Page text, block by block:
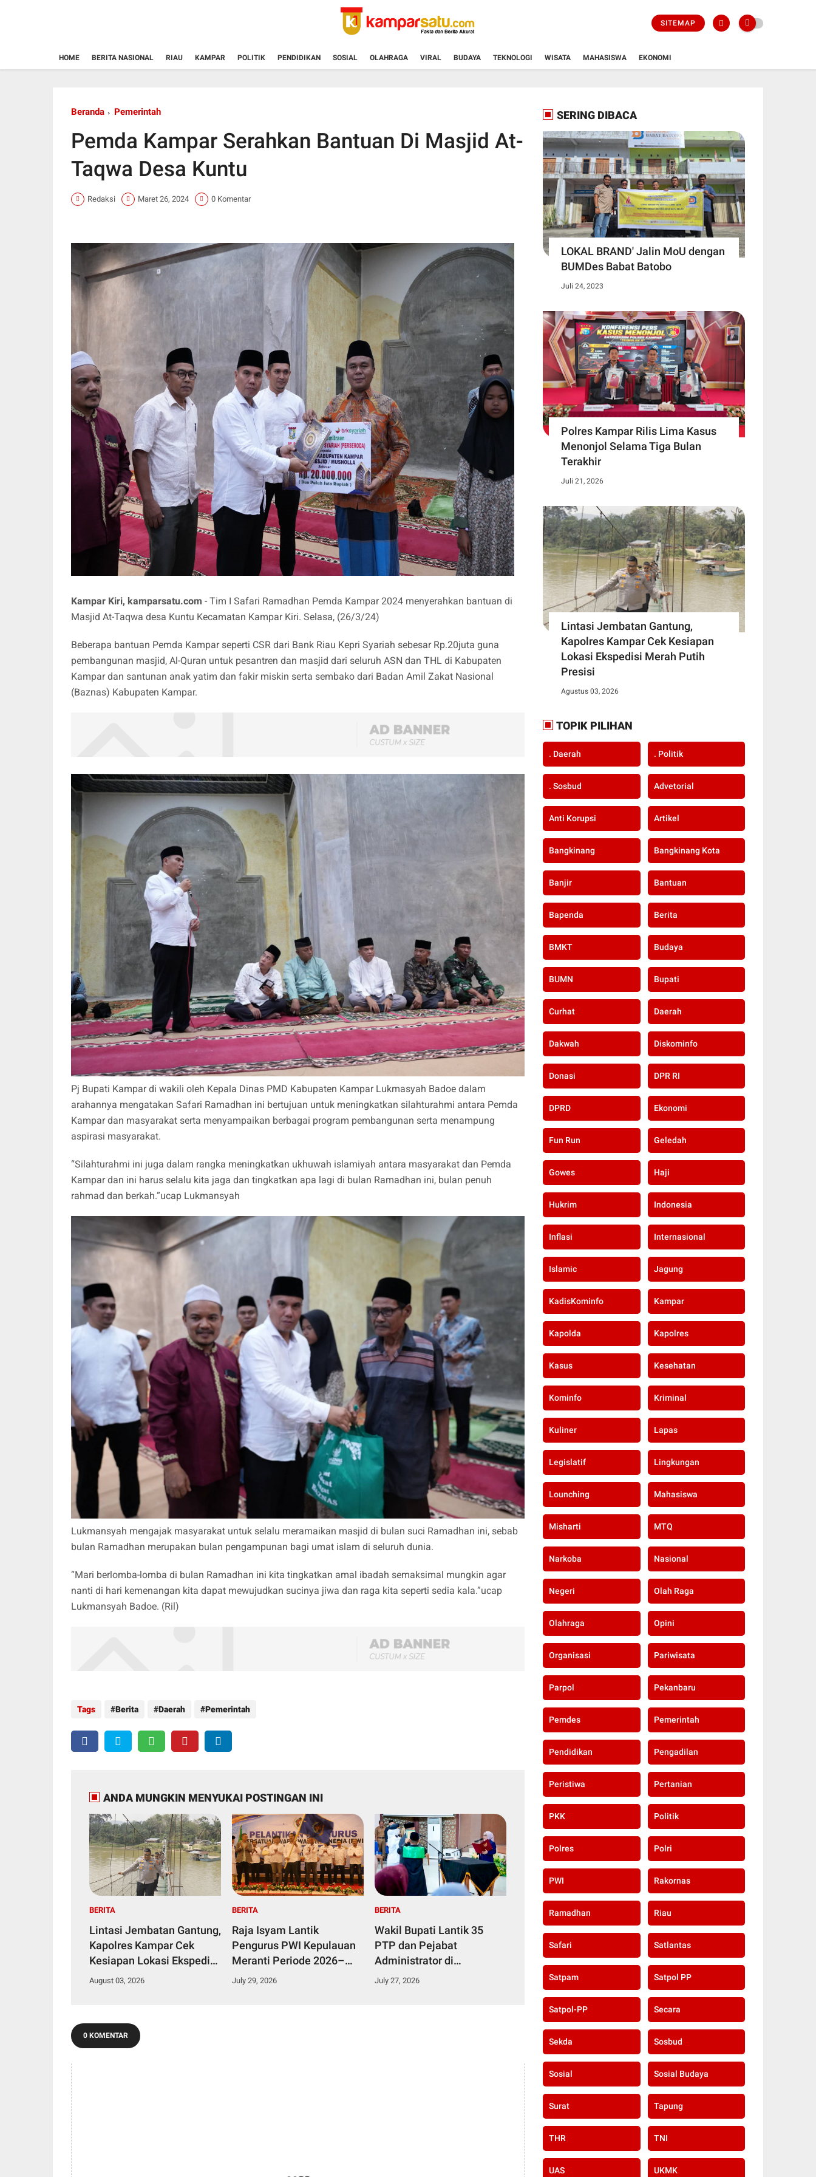
SITEMAP
HOME BERITA NASIONAL RIAU KAMPAR POLITIK PENDIDIKAN SOSIAL OLAHRAGA VIRAL BUDAYA TEKNOLOGI WISATA MAHASISWA EKONOMI
Beranda Pemerintah
Pemda Kampar Serahkan Bantuan Di Masjid At-
Taqwa Desa Kuntu
Redaksi Maret 26, 2024 0 Komentar
Kampar Kiri, kamparsatu.com - Tim I Safari Ramadhan Pemda Kampar 2024 menyerahkan bantuan di
Masjid At-Taqwa desa Kuntu Kecamatan Kampar Kiri. Selasa, (26/3/24)
Beberapa bantuan Pemda Kampar seperti CSR dari Bank Riau Kepri Syariah sebesar Rp.20juta guna
pembangunan masjid, Al-Quran untuk pesantren dan masjid dari seluruh ASN dan THL di Kabupaten
Kampar dan santunan anak yatim dan fakir miskin serta sembako dari Badan Amil Zakat Nasional
(Baznas) Kabupaten Kampar.
Pj Bupati Kampar di wakili oleh Kepala Dinas PMD Kabupaten Kampar Lukmasyah Badoe dalam
arahannya mengatakan Safari Ramadhan ini bertujuan untuk meningkatkan silahturahmi antara Pemda
Kampar dan masyarakat serta menyampaikan berbagai program pembangunan serta menampung
aspirasi masyarakat.
“Silahturahmi ini juga dalam rangka meningkatkan ukhuwah islamiyah antara masyarakat dan Pemda
Kampar dan ini harus selalu kita jaga dan tingkatkan apa lagi di bulan Ramadhan ini, bulan penuh
rahmad dan berkah.”ucap Lukmansyah
Lukmansyah mengajak masyarakat untuk selalu meramaikan masjid di bulan suci Ramadhan ini, sebab
bulan Ramadhan merupakan bulan pengampunan bagi umat islam di seluruh dunia.
“Mari berlomba-lomba di bulan Ramadhan ini kita tingkatkan amal ibadah semaksimal mungkin agar
nanti di hari kemenangan kita dapat mewujudkan sucinya jiwa dan raga kita seperti sedia kala.”ucap
Lukmansyah Badoe. (Ril)
Tags Berita Daerah Pemerintah
ANDA MUNGKIN MENYUKAI POSTINGAN INI
BERITA
Lintasi Jembatan Gantung,
Kapolres Kampar Cek
Kesiapan Lokasi Ekspedisi
Merah Putih Presisi
August 03, 2026
BERITA
Raja Isyam Lantik
Pengurus PWI Kepulauan
Meranti Periode 2026–
2029
July 29, 2026
BERITA
Wakil Bupati Lantik 35
PTP dan Pejabat
Administrator di
Lingkungan Pemkab
July 27, 2026
0 KOMENTAR
SERING DIBACA
LOKAL BRAND' Jalin MoU dengan
BUMDes Babat Batobo
Juli 24, 2023
Polres Kampar Rilis Lima Kasus
Menonjol Selama Tiga Bulan
Terakhir
Juli 21, 2026
Lintasi Jembatan Gantung,
Kapolres Kampar Cek Kesiapan
Lokasi Ekspedisi Merah Putih
Presisi
Agustus 03, 2026
TOPIK PILIHAN
. Daerah . Politik
. Sosbud Advetorial
Anti Korupsi Artikel
Bangkinang Bangkinang Kota
Banjir Bantuan
Bapenda Berita
BMKT Budaya
BUMN Bupati
Curhat Daerah
Dakwah Diskominfo
Donasi DPR RI
DPRD Ekonomi
Fun Run Geledah
Gowes Haji
Hukrim Indonesia
Inflasi Internasional
Islamic Jagung
KadisKominfo Kampar
Kapolda Kapolres
Kasus Kesehatan
Kominfo Kriminal
Kuliner Lapas
Legislatif Lingkungan
Lounching Mahasiswa
Misharti MTQ
Narkoba Nasional
Negeri Olah Raga
Olahraga Opini
Organisasi Pariwisata
Parpol Pekanbaru
Pemdes Pemerintah
Pendidikan Pengadilan
Peristiwa Pertanian
PKK Politik
Polres Polri
PWI Rakornas
Ramadhan Riau
Safari Satlantas
Satpam Satpol PP
Satpol-PP Secara
Sekda Sosbud
Sosial Sosial Budaya
Surat Tapung
THR TNI
UAS UKMK